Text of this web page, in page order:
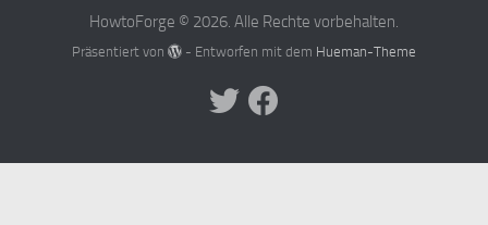
HowtoForge © 2026. Alle Rechte vorbehalten.
Präsentiert von - Entworfen mit dem Hueman-Theme